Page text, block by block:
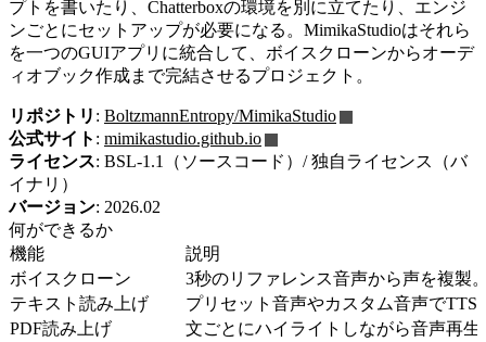
プトを書いたり、Chatterboxの環境を別に立てたり、エンジ
ンごとにセットアップが必要になる。MimikaStudioはそれら
を一つのGUIアプリに統合して、ボイスクローンからオーデ
ィオブック作成まで完結させるプロジェクト。
リポジトリ : BoltzmannEntropy/MimikaStudio
公式サイト : mimikastudio.github.io
ライセンス: BSL-1.1（ソースコード）/ 独自ライセンス（バ
イナリ）
バージョン: 2026.02
何ができるか
機能
説明
ボイスクローン
3秒のリファレンス音声から声を複製
テキスト読み上げ
プリセット音声やカスタム音声で
PDF読み上げ
文ごとにハイライトしながら音声再生